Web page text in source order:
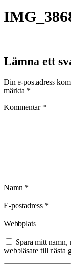
Lämna ett
Din e-postadress
märkta *
Kommentar *
Namn *
E-postadress *
Webbplats
Spara mitt namn,
webbläsare till nästa